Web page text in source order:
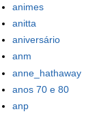
animes
anitta
aniversário
anm
anne_hathaway
anos 70 e 80
anp